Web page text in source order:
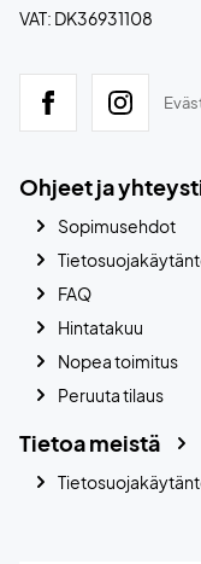
VAT: DK36931108
Ohjeet ja
Sopimusehdot
FAQ
Hintatakuu
Nopea toimitus
Peruuta tilaus
Tietoa meistä